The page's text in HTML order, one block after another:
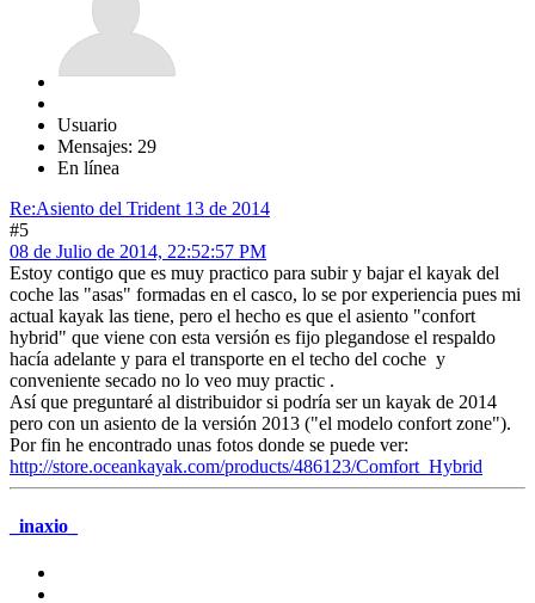
Usuario
Mensajes: 29
En línea
Re:Asiento del Trident 13 de 2014
#5
08 de Julio de 2014, 22:52:57 PM
Estoy contigo que es muy practico para subir y bajar el kayak del
coche las "asas" formadas en el casco, lo se por experiencia pues mi
actual kayak las tiene, pero el hecho es que el asiento "confort
hybrid" que viene con esta versión es fijo plegandose el respaldo
hacía adelante y para el transporte en el techo del coche y
conveniente secado no lo veo muy practic .
Así que preguntaré al distribuidor si podría ser un kayak de 2014
pero con un asiento de la versión 2013 ("el modelo confort zone").
Por fin he encontrado unas fotos donde se puede ver:
http://store.oceankayak.com/products/486123/Comfort_Hybrid
_inaxio_